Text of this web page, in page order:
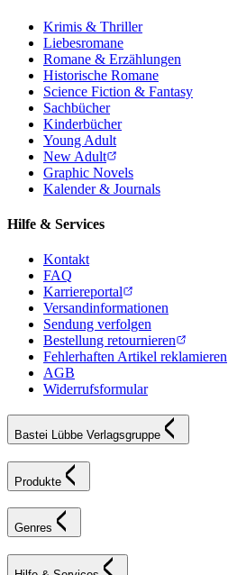
Krimis & Thriller
Liebesromane
Romane & Erzählungen
Historische Romane
Science Fiction & Fantasy
Sachbücher
Kinderbücher
Young Adult
New Adult
Graphic Novels
Kalender & Journals
Hilfe & Services
Kontakt
FAQ
Karriereportal
Versandinformationen
Sendung verfolgen
Bestellung retournieren
Fehlerhaften Artikel reklamieren
AGB
Widerrufsformular
Bastei Lübbe Verlagsgruppe
Produkte
Genres